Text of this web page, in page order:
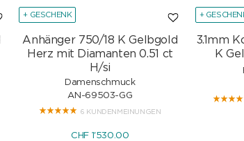
+ GESCHENK
Anhänger 750/18 K Gelbgold
Herz mit Diamanten 0.51 ct
H/si
Damenschmuck
AN-69503-GG
6 KUNDENMEINUNGEN
CHF 1'530.00
+
3.1mm
K